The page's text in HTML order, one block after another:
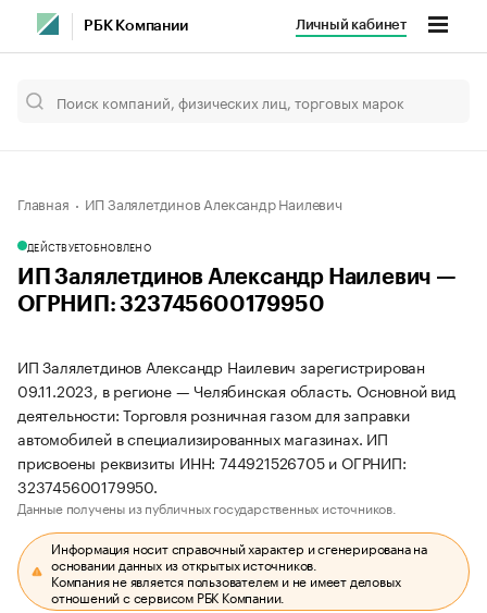
РБК Компании Личный кабинет
Главная ИП Залялетдинов Александр Наилевич
ДЕЙСТВУЕТОБНОВЛЕНО
ИП Залялетдинов Александр Наилевич —
ОГРНИП: 323745600179950
ИП Залялетдинов Александр Наилевич зарегистрирован
09.11.2023, в регионе — Челябинская область. Основной вид
деятельности: Торговля розничная газом для заправки
автомобилей в специализированных магазинах. ИП
присвоены реквизиты ИНН: 744921526705 и ОГРНИП:
323745600179950.
Данные получены из публичных государственных источников.
Информация носит справочный характер и сгенерирована на
основании данных из открытых источников.
Компания не является пользователем и не имеет деловых
отношений с сервисом РБК Компании.